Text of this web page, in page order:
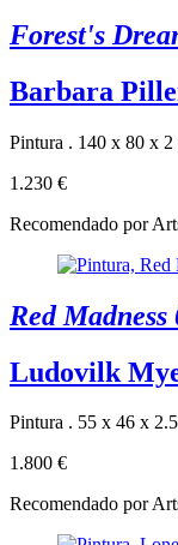
Forest's
Barbara
Pintura . 140 x 80 x 2
1.230 €
Recomendado por
Red Madness
Ludovilk
Pintura . 55 x 46 x
1.800 €
Recomendado por